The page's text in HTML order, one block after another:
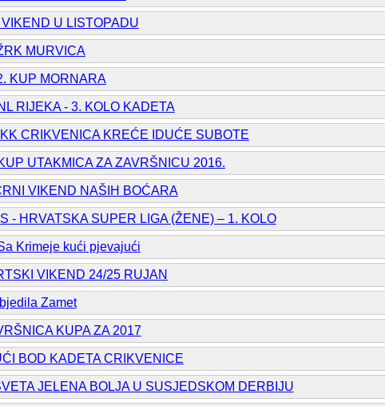
U LISTOPADU
MURVICA
KUP MORNARA
RIJEKA - 3. KOLO KADETA
CRIKVENICA KREĆE IDUĆE SUBOTE
UTAKMICA ZA ZAVRŠNICU 2016.
VIKEND NAŠIH BOĆARA
- HRVATSKA SUPER LIGA (ŽENE) – 1. KOLO
Krimeje kući pjevajući
VIKEND 24/25 RUJAN
Zamet
KUPA ZA 2017
BOD KADETA CRIKVENICE
JELENA BOLJA U SUSJEDSKOM DERBIJU